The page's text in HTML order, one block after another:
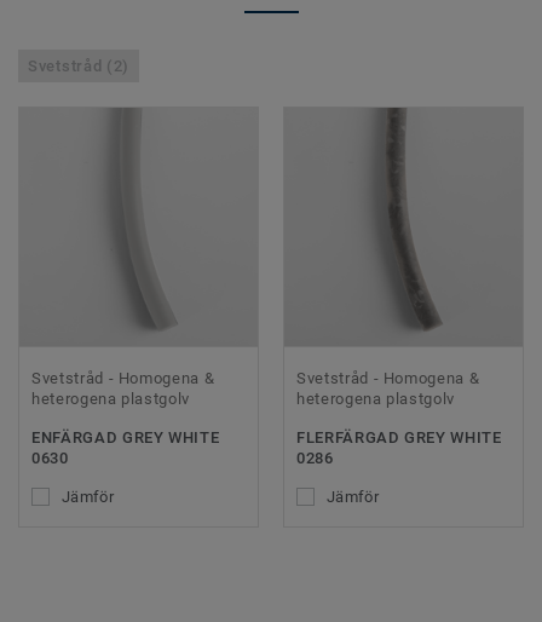
Svetstråd (2)
Svetstråd - Homogena &
heterogena plastgolv
ENFÄRGAD GREY WHITE
0630
Jämför
Svetstråd - Homogena &
heterogena plastgolv
FLERFÄRGAD GREY WHITE
0286
Jämför